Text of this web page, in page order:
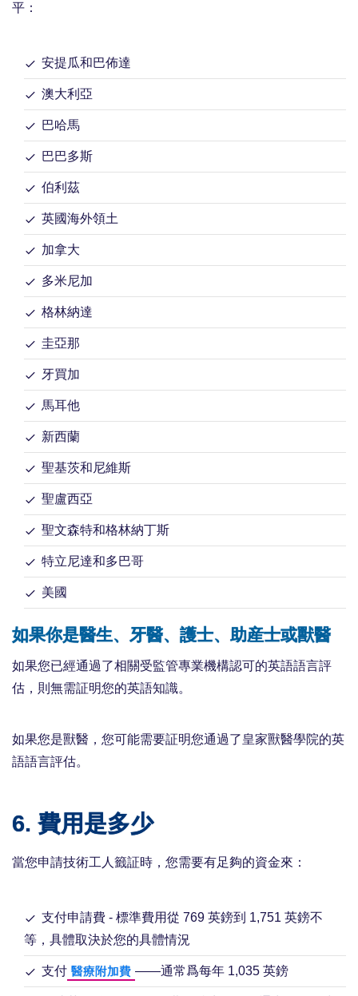
平：
安提瓜和巴佈達
澳大利亞
巴哈馬
巴巴多斯
伯利茲
英國海外領土
加拿大
多米尼加
格林納達
圭亞那
牙買加
馬耳他
新西蘭
聖基茨和尼維斯
聖盧西亞
聖文森特和格林納丁斯
特立尼達和多巴哥
美國
如果你是醫生、牙醫、護士、助産士或獸醫
如果您已經通過了相關受監管專業機構認可的英語語言評
估，則無需証明您的英語知識。
如果您是獸醫，您可能需要証明您通過了皇家獸醫學院的英
語語言評估。
6. 費用是多少
當您申請技術工人籤証時，您需要有足夠的資金來：
支付申請費 - 標準費用從 769 英鎊到 1,751 英鎊不
等，具體取決於您的具體情況
支付 醫療附加費 ——通常爲每年 1,035 英鎊